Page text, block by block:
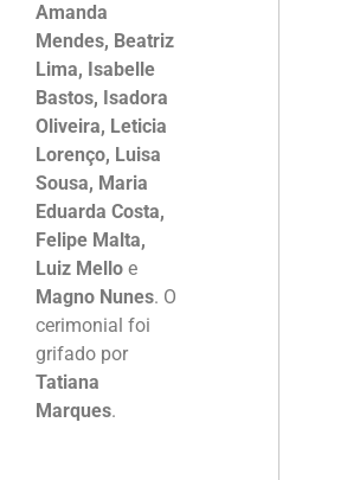
Amanda
Mendes, Beatriz
Lima, Isabelle
Bastos, Isadora
Oliveira, Leticia
Lorenço, Luisa
Sousa, Maria
Eduarda Costa,
Felipe Malta,
Luiz Mello e
Magno Nunes. O
cerimonial foi
grifado por
Tatiana
Marques.